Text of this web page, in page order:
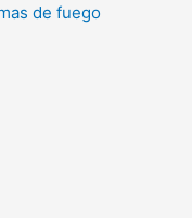
de fuego